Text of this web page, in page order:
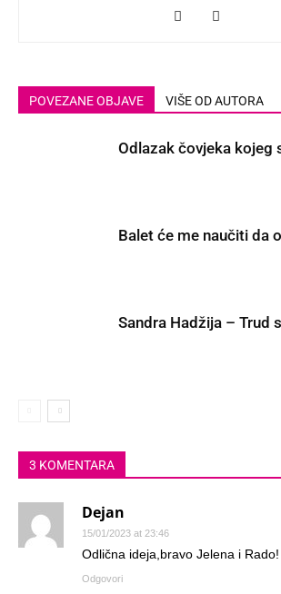
POVEZANE OBJAVE VIŠE OD AUTORA
Odlazak čovjeka kojeg
Balet će me naučiti da
Sandra Hadžija – Trud
3 KOMENTARA
Dejan
15/01/2023 at 23:46
Odlična ideja,bravo Jelena i Rado!
Odgovori